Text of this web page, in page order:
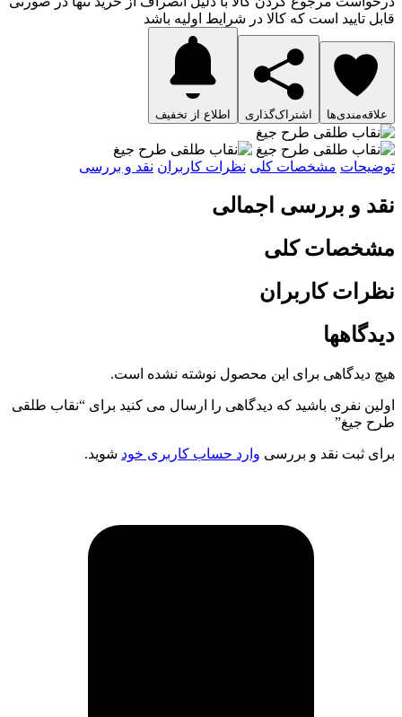
قابل تایید است که کالا در شرایط اولیه باشد
علاقه‌مندی‌ها اشتراک‌گذاری اطلاع از تخفیف
توضیحات مشخصات کلی نظرات کاربران نقد و بررسی
نقد و بررسی اجمالی
مشخصات کلی
نظرات کاربران
دیدگاهها
هیچ دیدگاهی برای این محصول نوشته نشده است.
اولین نفری باشید که دیدگاهی را ارسال می کنید برای “نقاب طلقی
طرح جیغ”
برای ثبت نقد و بررسی وارد حساب کاربری خود شوید.